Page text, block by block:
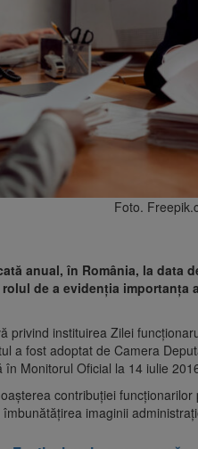
Foto.
anual, în România, la data
rolul de a evidenția
privind instituirea Zilei
a fost adoptat de Camera
Monitorul Oficial la 14 iulie
contribuției
imaginii